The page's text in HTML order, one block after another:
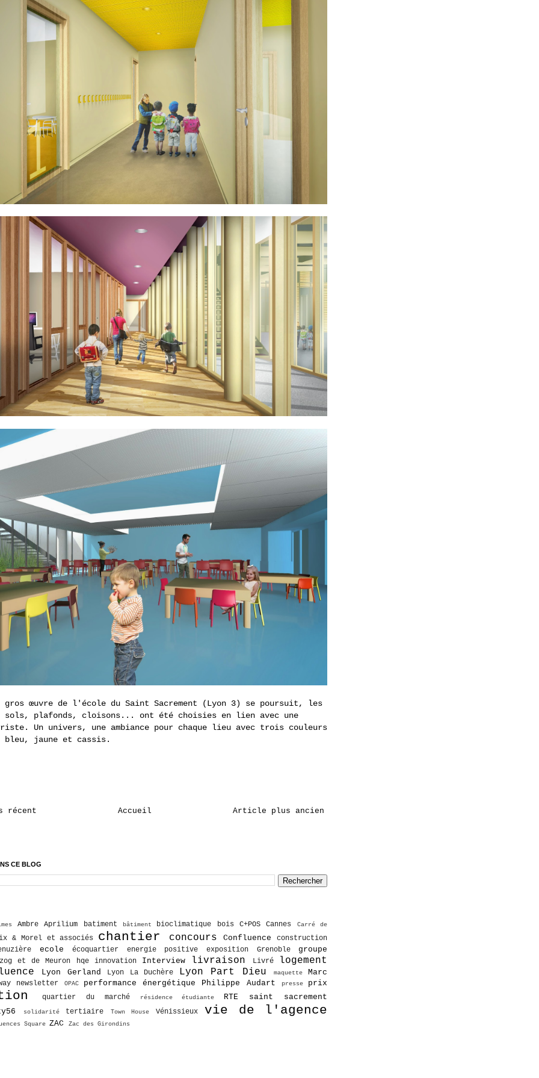
gros œuvre de l'école du Saint Sacrement (Lyon 3) se poursuit, les
sols, plafonds, cloisons... ont été choisies en lien avec une
Un univers, une ambiance pour chaque lieu avec trois couleurs
bleu, jaune et cassis.
récent Article plus ancien
Accueil
CE BLOG
Ambre Aprilium batiment bâtiment bioclimatique bois C+POS Cannes Carré de
& Morel et associés chantier concours Confluence
construction
ecole écoquartier energie positive exposition Grenoble groupe
et de Meuron hqe innovation Interview livraison Livré
logement
Lyon Gerland Lyon La Duchère Lyon Part Dieu maquette Marc
newsletter OPAC performance énergétique Philippe Audart presse prix
quartier du marché résidence étudiante RTE
saint sacrement
solidarité tertiaire Town House Vénissieux vie de l'agence
Square ZAC Zac des Girondins